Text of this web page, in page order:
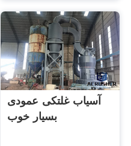
آسیاب غلتکی عمودی
بسیار خوب